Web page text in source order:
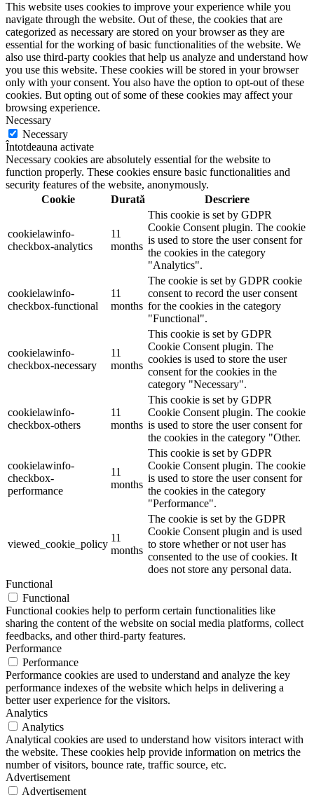
This website uses cookies to improve your experience while you
navigate through the website. Out of these, the cookies that are
categorized as necessary are stored on your browser as they are
essential for the working of basic functionalities of the website. We
also use third-party cookies that help us analyze and understand how
you use this website. These cookies will be stored in your browser
only with your consent. You also have the option to opt-out of these
cookies. But opting out of some of these cookies may affect your
browsing experience.
Necessary
Necessary
Întotdeauna activate
Necessary cookies are absolutely essential for the website to
function properly. These cookies ensure basic functionalities and
security features of the website, anonymously.
Cookie
Durată Descriere
cookielawinfo-
checkbox-analytics
11
months
This cookie is set by GDPR
Cookie Consent plugin. The cookie
is used to store the user consent for
the cookies in the category
"Analytics".
cookielawinfo-
checkbox-functional
11
months
The cookie is set by GDPR cookie
consent to record the user consent
for the cookies in the category
"Functional".
cookielawinfo-
checkbox-necessary
11
months
This cookie is set by GDPR
Cookie Consent plugin. The
cookies is used to store the user
consent for the cookies in the
category "Necessary".
cookielawinfo-
checkbox-others
11
months
This cookie is set by GDPR
Cookie Consent plugin. The cookie
is used to store the user consent for
the cookies in the category "Other.
cookielawinfo-
checkbox-
performance
11
months
This cookie is set by GDPR
Cookie Consent plugin. The cookie
is used to store the user consent for
the cookies in the category
"Performance".
viewed_cookie_policy
11
months
The cookie is set by the GDPR
Cookie Consent plugin and is used
to store whether or not user has
consented to the use of cookies. It
does not store any personal data.
Functional
Functional
Functional cookies help to perform certain functionalities like
sharing the content of the website on social media platforms, collect
feedbacks, and other third-party features.
Performance
Performance
Performance cookies are used to understand and analyze the key
performance indexes of the website which helps in delivering a
better user experience for the visitors.
Analytics
Analytics
Analytical cookies are used to understand how visitors interact with
the website. These cookies help provide information on metrics the
number of visitors, bounce rate, traffic source, etc.
Advertisement
Advertisement